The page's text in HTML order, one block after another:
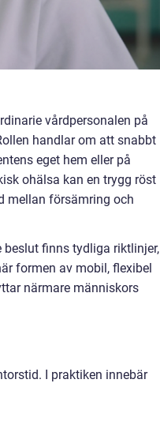
vårdpersonalen på
handlar om att snabbt
eget hem eller på
ohälsa kan en trygg röst
mellan försämring och
beslut finns tydliga riktlinjer,
formen av mobil, flexibel
närmare människors
I praktiken innebär